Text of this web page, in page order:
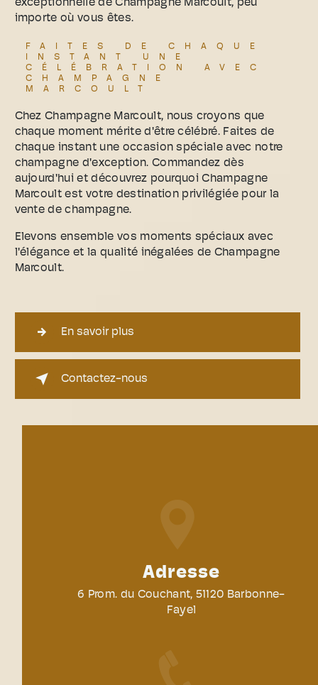
exceptionnelle de Champagne Marcoult, peu
importe où vous êtes.
FAITES DE CHAQUE
INSTANT UNE
CÉLÉBRATION AVEC
CHAMPAGNE
MARCOULT
Chez Champagne Marcoult, nous croyons que
chaque moment mérite d'être célébré. Faites de
chaque instant une occasion spéciale avec notre
champagne d'exception. Commandez dès
aujourd'hui et découvrez pourquoi Champagne
Marcoult est votre destination privilégiée pour la
vente de champagne.
Elevons ensemble vos moments spéciaux avec
l'élégance et la qualité inégalées de Champagne
Marcoult.
En savoir plus
Contactez-nous
Adresse
6 Prom. du Couchant, 51120 Barbonne-
Fayel